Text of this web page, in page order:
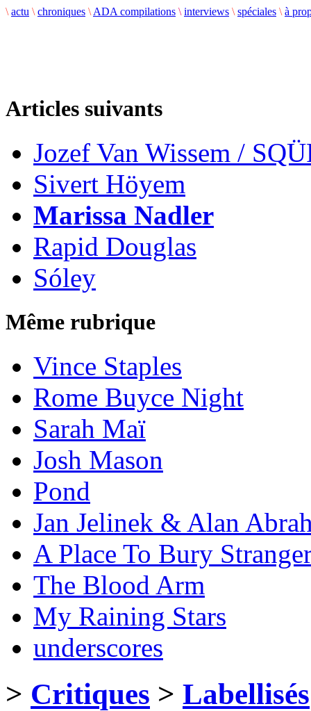
\ actu \ chroniques \ ADA compilations \ interviews \ spéciales \ à
Articles suivants
Jozef Van Wissem /
Sivert Höyem
Marissa Nadler
Rapid Douglas
Sóley
Même rubrique
Vince Staples
Rome Buyce Night
Sarah Maï
Josh Mason
Pond
Jan Jelinek & Alan
A Place To Bury
The Blood Arm
My Raining Stars
underscores
> Critiques > Labellisés